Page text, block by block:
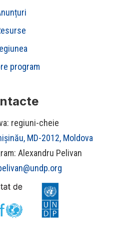
program
regiuni-cheie
MD-2012, Moldova
Alexandru Pelivan